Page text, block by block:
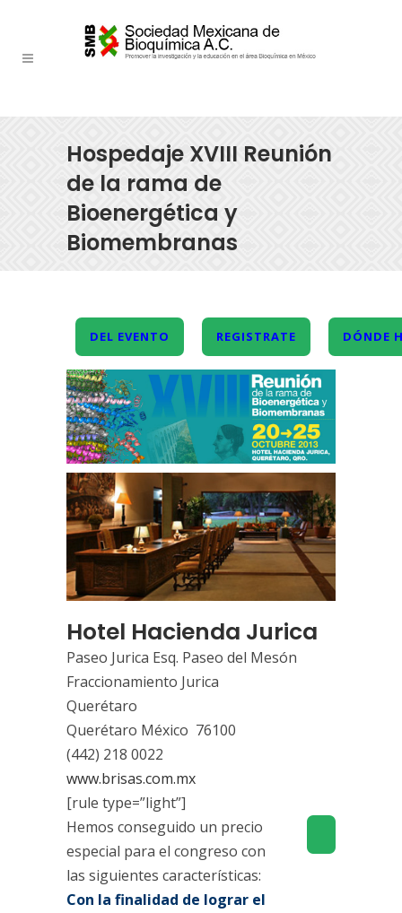
Hospedaje XVIII Reunión
de la rama de
Bioenergética y
Biomembranas
DEL EVENTO REGISTRATE DÓNDE
Hotel Hacienda Jurica
Paseo Jurica Esq. Paseo del Mesón
Fraccionamiento Jurica
Querétaro
Querétaro México 76100
(442) 218 0022
www.brisas.com.mx
[rule type=”light”]
Hemos conseguido un precio
especial para el congreso con
las siguientes características:
Con la finalidad de lograr el